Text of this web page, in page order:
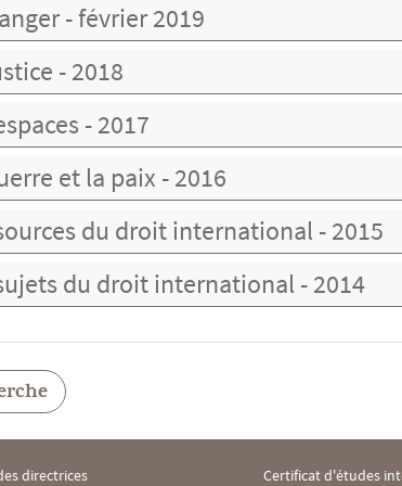
- février 2019
- 2018
- 2017
et la paix - 2016
du droit international - 2015
du droit international - 2014
IHEI 1
directrices Menu Footer IHEI 2
Certificat d'études